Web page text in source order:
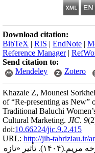
Download citation:
BibTeX | RIS | EndNote |
Reference Manager|
Send citation to:
Mendeley
Zotero
Khazaie Z, Mounesi
of “Re-presenting as New”
Traditional Baluchi
Cultural Marketing. JIC. 9
doi:10.66224/jic.9.2.415
URL: http://jih-tabriziau.ir/
مریم.(۱۴۰۴).
تأثیر «تازه